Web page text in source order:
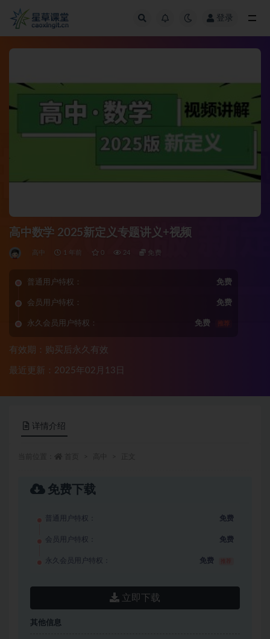
登录
高中数学 2025新定义专题讲义+视频
高中 1 年前 0 24 免费
普通用户特权： 免费
会员用户特权： 免费
永久会员用户特权： 免费 推荐
有效期：购买后永久有效
最近更新：2025年02月13日
详情介绍
免费下载
普通用户特权： 免费
会员用户特权： 免费
永久会员用户特权： 免费
立即下载
其他信息